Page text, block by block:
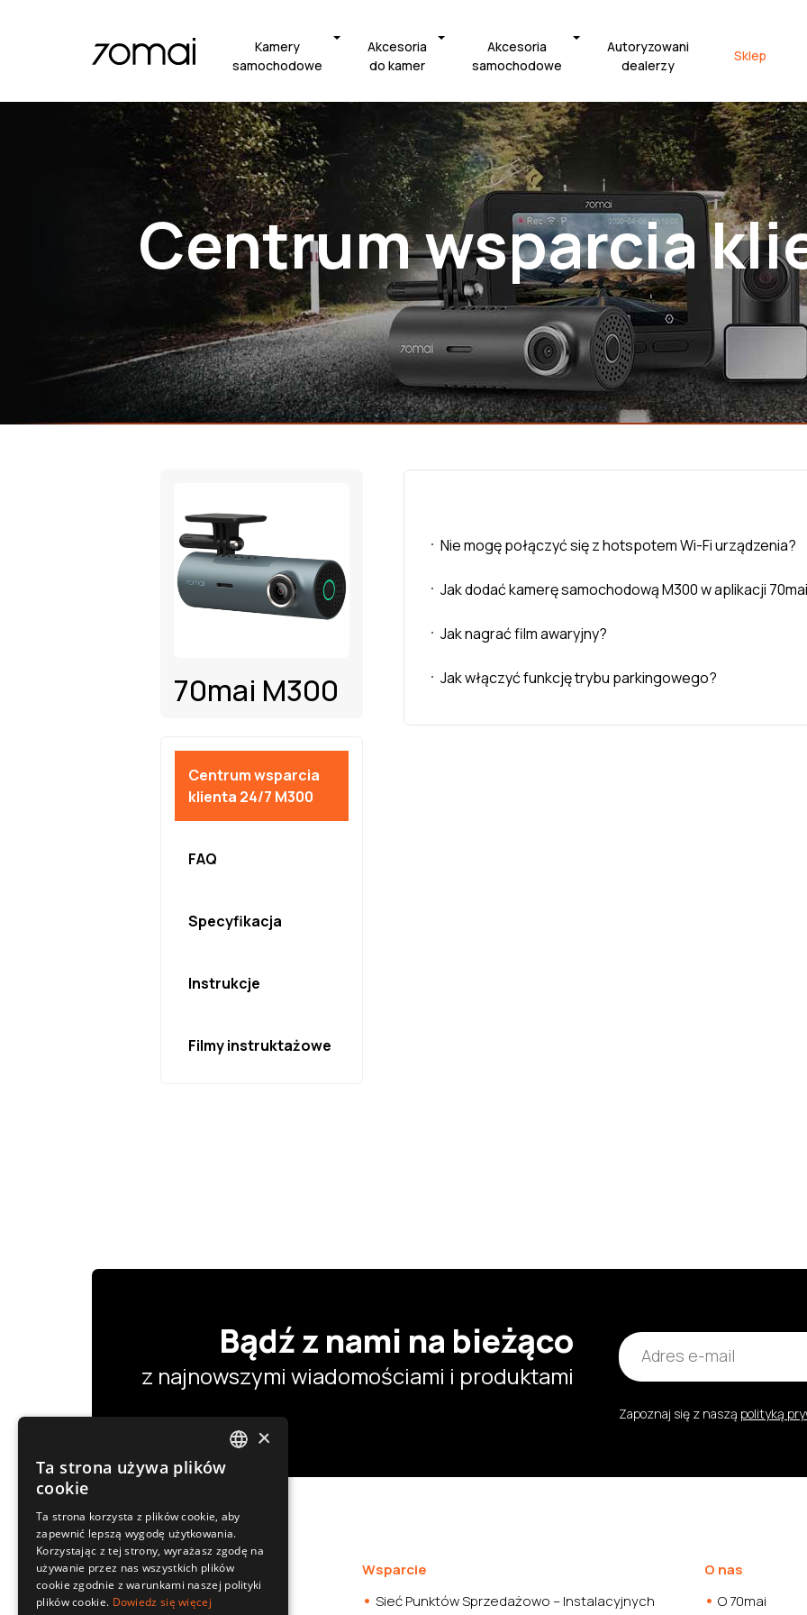
Kamery
samochodowe
Akcesoria
do kamer
Akcesoria
samochodowe
Autoryzowani
dealerzy
Sklep
Centrum wsparcia
70mai M300
Centrum wsparcia
klienta 24/7 M300
FAQ
Specyfikacja
Instrukcje
Filmy instruktażowe
Nie mogę połączyć się z hotspotem Wi-Fi urządzenia?
Jak dodać kamerę samochodową M300 w aplikacji
Jak nagrać film awaryjny?
Jak włączyć funkcję trybu parkingowego?
Bądź z nami na bieżąco
z najnowszymi wiadomościami i produktami
Zapoznaj się z naszą polityką
Oferta
Kamery samochodowe
Wsparcie
Sieć Punktów Sprzedażowo – Instalacyjnych
O nas
O 70mai
ENGLISH
×
Ta strona używa plików
cookie
Ta strona korzysta z plików cookie, aby
zapewnić lepszą wygodę użytkowania.
Korzystając z tej strony, wyrażasz zgodę na
używanie przez nas wszystkich plików
cookie zgodnie z warunkami naszej polityki
plików cookie. Dowiedz się więcej